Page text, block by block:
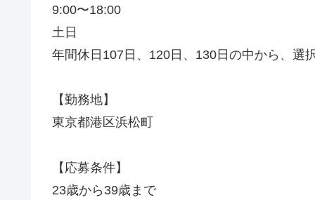
9:00〜18:00
土日
年間休日107日、120日、130日の中から、選
【勤務地】
東京都港区浜松町
【応募条件】
23歳から39歳まで